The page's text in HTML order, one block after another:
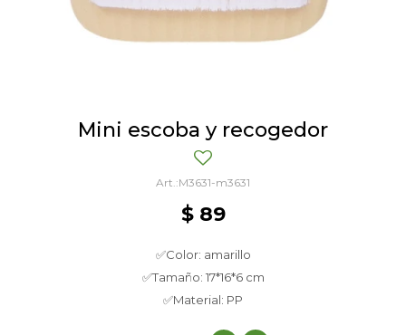
Mini escoba y recogedor
M3631-m3631
$ 89
✅Color: amarillo
✅Tamaño: 17*16*6 cm
✅Material: PP